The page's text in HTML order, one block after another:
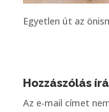
Egyetlen út az
Hozzászólás
Az e-mail címet